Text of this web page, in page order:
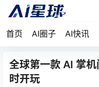
首页 AI圈子 AI快讯
全球第一款 AI 掌
时开玩